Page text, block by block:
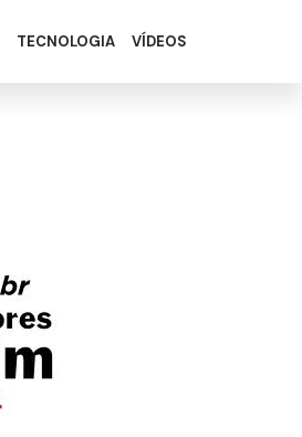
TECNOLOGIA VÍDEOS